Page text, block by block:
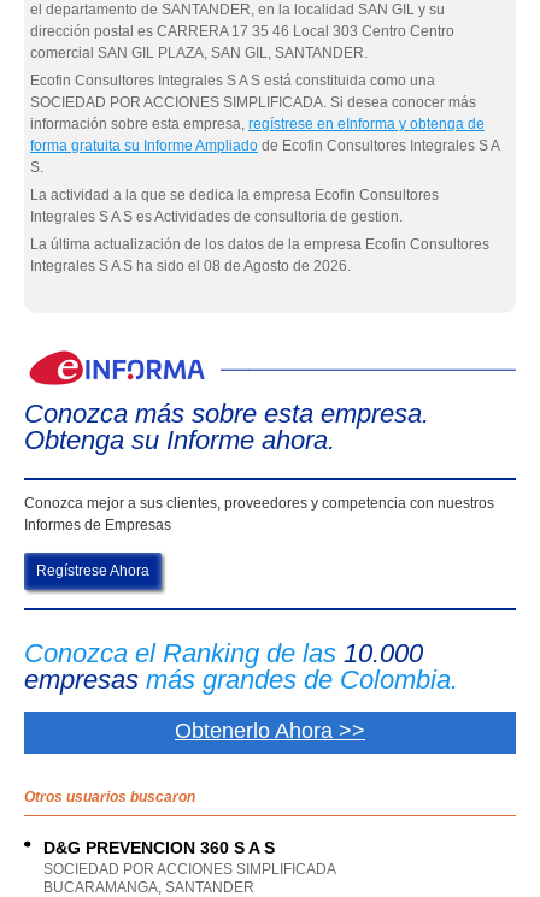
el departamento de SANTANDER, en la localidad SAN GIL y su
dirección postal es CARRERA 17 35 46 Local 303 Centro Centro
comercial SAN GIL PLAZA, SAN GIL, SANTANDER.
Ecofin Consultores Integrales S A S está constituida como una
SOCIEDAD POR ACCIONES SIMPLIFICADA. Si desea conocer más
información sobre esta empresa, regístrese en eInforma y obtenga de
forma gratuita su Informe Ampliado de Ecofin Consultores Integrales S A
S.
La actividad a la que se dedica la empresa Ecofin Consultores
Integrales S A S es Actividades de consultoria de gestion.
La última actualización de los datos de la empresa Ecofin Consultores
Integrales S A S ha sido el 08 de Agosto de 2026.
Conozca más sobre esta empresa.
Obtenga su Informe ahora.
Conozca mejor a sus clientes, proveedores y competencia con nuestros
Informes de Empresas
Regístrese Ahora
Conozca el Ranking de las 10.000
empresas más grandes de Colombia.
Obtenerlo Ahora >>
Otros usuarios buscaron
D&G PREVENCION 360 S A S
SOCIEDAD POR ACCIONES SIMPLIFICADA
BUCARAMANGA, SANTANDER